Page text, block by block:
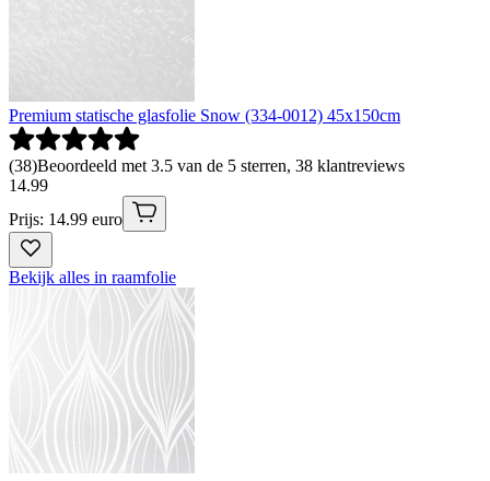
Premium statische glasfolie Snow (334-0012) 45x150cm
(38)Beoordeeld met 3.5 van de 5 sterren, 38 klantreviews
14.99
Prijs: 14.99 euro
Bekijk alles in raamfolie